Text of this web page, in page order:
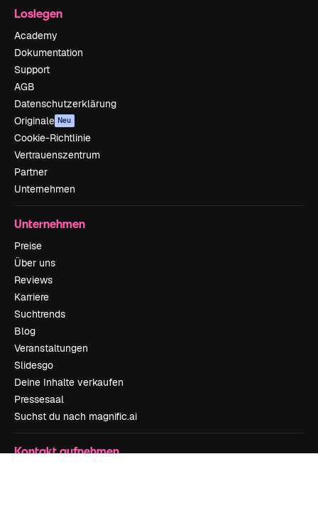
Loslegen
Academy
Dokumentation
Support
AGB
Datenschutzerklärung
Originale Neu
Cookie-Richtlinie
Vertrauenszentrum
Partner
Unternehmen
Unternehmen
Preise
Über uns
Reviews
Karriere
Suchtrends
Blog
Veranstaltungen
Slidesgo
Deine Inhalte verkaufen
Pressesaal
Suchst du nach magnific.ai
Kontakt aufnehmen